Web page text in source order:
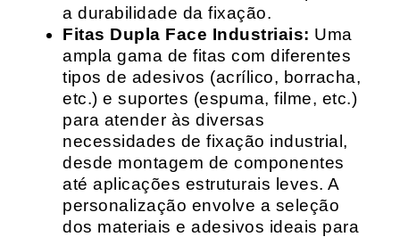
a durabilidade da fixação.
Fitas Dupla Face Industriais: Uma
ampla gama de fitas com diferentes
tipos de adesivos (acrílico, borracha,
etc.) e suportes (espuma, filme, etc.)
para atender às diversas
necessidades de fixação industrial,
desde montagem de componentes
até aplicações estruturais leves. A
personalização envolve a seleção
dos materiais e adesivos ideais para